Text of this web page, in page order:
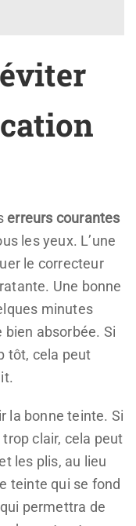
erreurs courantes
les yeux. L’une
le correcteur
Une bonne
minutes
bien absorbée. Si
tôt, cela peut
la bonne teinte. Si
clair, cela peut
les plis, au lieu
teinte qui se fond
permettra de